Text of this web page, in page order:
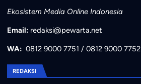
Ekosistem Media Online Indonesia
Email: redaksi@pewarta.net
WA: 0812 9000 7751 / 0812 9000 7752
REDAKSI